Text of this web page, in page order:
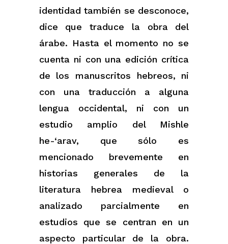
identidad también se desconoce,
dice que traduce la obra del
árabe. Hasta el momento no se
cuenta ni con una edición crítica
de los manuscritos hebreos, ni
con una traducción a alguna
lengua occidental, ni con un
estudio amplio del Mishle
he-‘arav, que sólo es
mencionado brevemente en
historias generales de la
literatura hebrea medieval o
analizado parcialmente en
estudios que se centran en un
aspecto particular de la obra.